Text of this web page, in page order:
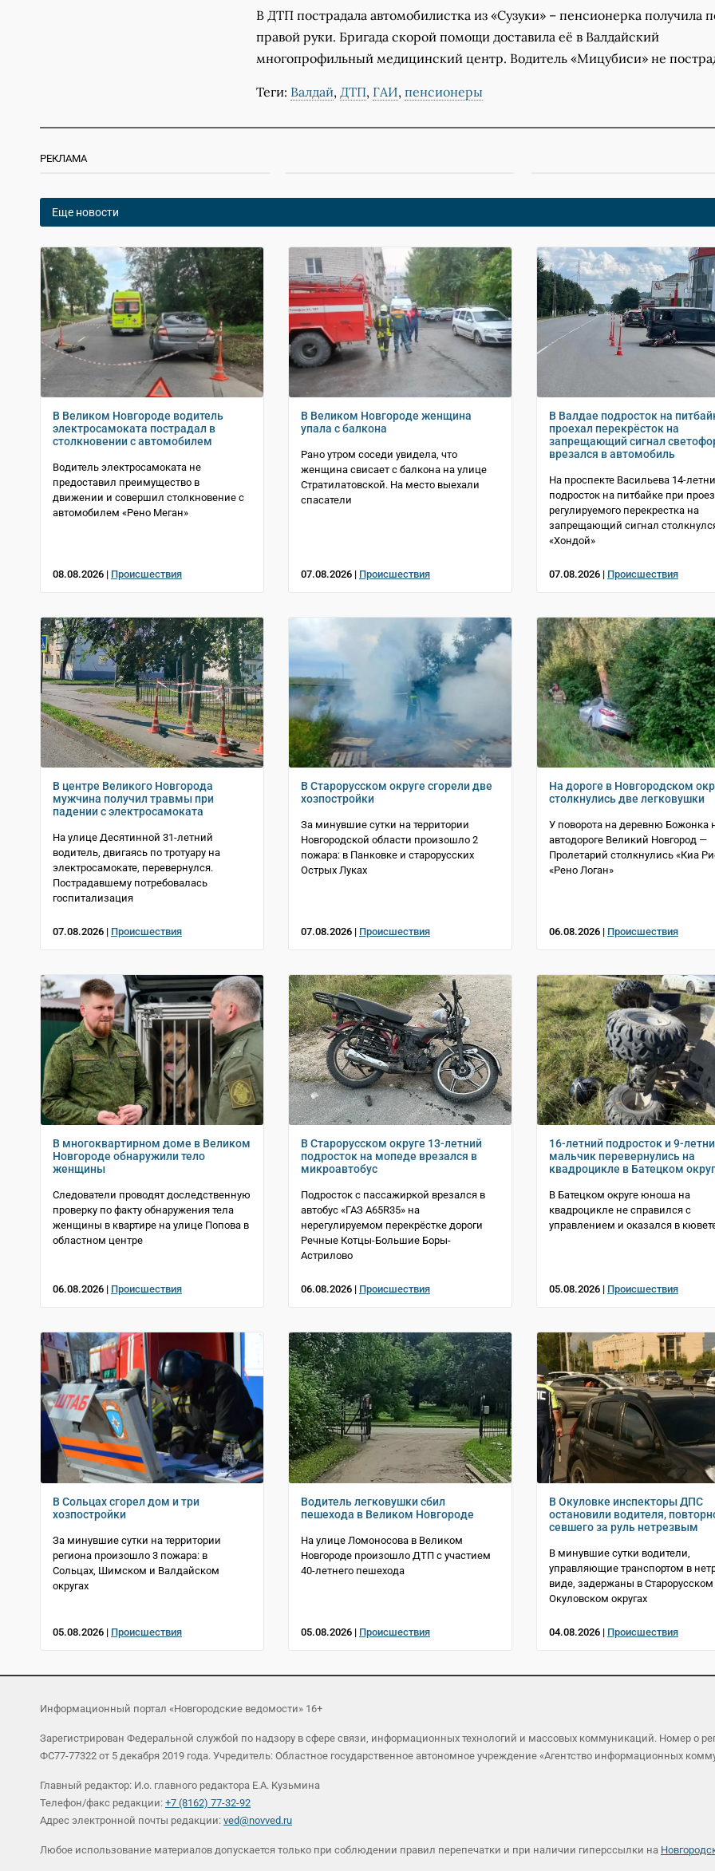
В ДТП пострадала автомобилистка из «Сузуки» – пенсионерка получила
правой руки. Бригада скорой помощи доставила её в Валдайский
многопрофильный медицинский центр. Водитель «Мицубиси» не
Теги: Валдай, ДТП, ГАИ, пенсионеры
РЕКЛАМА
Еще новости
В Великом Новгороде водитель
электросамоката пострадал в
столкновении с автомобилем
Водитель электросамоката не
предоставил преимущество в
движении и совершил столкновение с
автомобилем «Рено Меган»
08.08.2026 | Происшествия
В Великом Новгороде женщина
упала с балкона
Рано утром соседи увидела, что
женщина свисает с балкона на улице
Стратилатовской. На место выехали
спасатели
07.08.2026 | Происшествия
В Валдае подросток на
проехал перекрёсток на
запрещающий сигнал
врезался в автомобиль
На проспекте Васильева 14-
подросток на питбайке при
регулируемого перекрестка на
запрещающий сигнал
«Хондой»
07.08.2026 | Происшествия
В центре Великого Новгорода
мужчина получил травмы при
падении с электросамоката
На улице Десятинной 31-летний
водитель, двигаясь по тротуару на
электросамокате, перевернулся.
Пострадавшему потребовалась
госпитализация
07.08.2026 | Происшествия
В Старорусском округе сгорели две
хозпостройки
За минувшие сутки на территории
Новгородской области произошло 2
пожара: в Панковке и старорусских
Острых Луках
07.08.2026 | Происшествия
На дороге в Новгородском
столкнулись две легковушки
У поворота на деревню Божонка
автодороге Великий Новгород —
Пролетарий столкнулись «Киа
«Рено Логан»
06.08.2026 | Происшествия
В многоквартирном доме в Великом
Новгороде обнаружили тело
женщины
Следователи проводят доследственную
проверку по факту обнаружения тела
женщины в квартире на улице Попова в
областном центре
06.08.2026 | Происшествия
В Старорусском округе 13-летний
подросток на мопеде врезался в
микроавтобус
Подросток с пассажиркой врезался в
автобус «ГАЗ A65R35» на
нерегулируемом перекрёстке дороги
Речные Котцы-Большие Боры-
Астрилово
06.08.2026 | Происшествия
16-летний подросток и 9-
мальчик перевернулись на
квадроцикле в Батецком
В Батецком округе юноша на
квадроцикле не справился с
управлением и оказался в
05.08.2026 | Происшествия
В Сольцах сгорел дом и три
хозпостройки
За минувшие сутки на территории
региона произошло 3 пожара: в
Сольцах, Шимском и Валдайском
округах
05.08.2026 | Происшествия
Водитель легковушки сбил
пешехода в Великом Новгороде
На улице Ломоносова в Великом
Новгороде произошло ДТП с участием
40-летнего пешехода
05.08.2026 | Происшествия
В Окуловке инспекторы ДПС
остановили водителя,
севшего за руль нетрезвым
В минувшие сутки водители,
управляющие транспортом в
виде, задержаны в
Окуловском округах
04.08.2026 | Происшествия
Информационный портал «Новгородские ведомости» 16+
Зарегистрирован Федеральной службой по надзору в сфере связи, информационных технологий и массовых коммуникаций. Номер о
ФС77-77322 от 5 декабря 2019 года. Учредитель: Областное государственное автономное учреждение «Агентство информационных
Главный редактор: И.о. главного редактора Е.А. Кузьмина
Телефон/факс редакции: +7 (8162) 77-32-92
Адрес электронной почты редакции: ved@novved.ru
Любое использование материалов допускается только при соблюдении правил перепечатки и при наличии гиперссылки на